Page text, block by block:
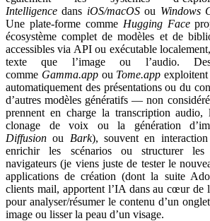
Intelligence dans iOS/macOSou Windows
Une plate-forme comme Hugging Face
écosystème complet de modèles et de
accessibles via API ou exécutable
texte que l’image ou l’audio.
comme Gamma.appou Tome.app
automatiquement des présentations ou du
d’autres modèles génératifs — non
prennent en charge la transcription audio,
clonage de voix ou la génération
Diffusion ou Bark), souvent en
enrichir les scénarios ou structurer
navigateurs (je viens juste de tester le
applications de création (dont la suite
clients mail, apportent l’IA dans au cœur de
pour analyser/résumer le contenu d’un
image ou lisser la peau d’un visage.